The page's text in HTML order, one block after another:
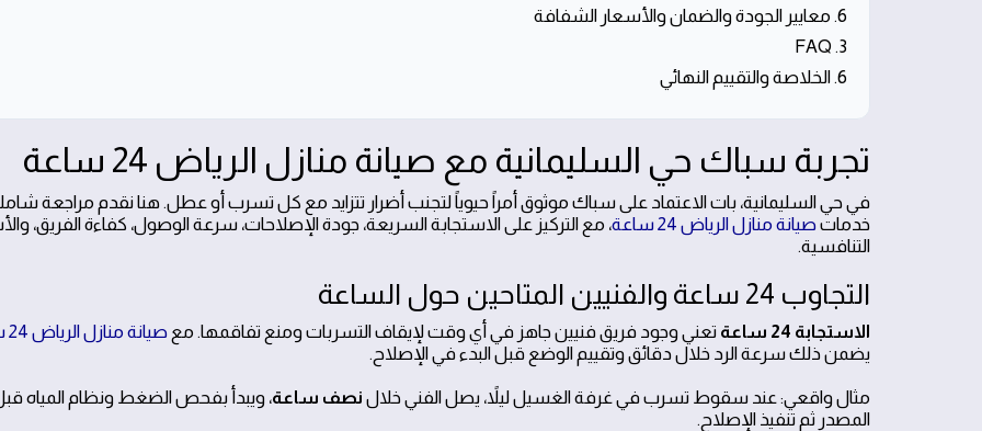
6. معايير الجودة والضمان والأسعار الشفافة
3. FAQ
6. الخلاصة والتقييم النهائي
تجربة سباك حي السليمانية مع صيانة منازل الرياض 24 ساعة
في حي السليمانية، بات الاعتماد على سباك موثوق أمراً حيوياً لتجنب أضرار تتزايد مع كل تسرب أو عطل. هنا نقدم مراجعة
خدماتصيانة منازل الرياض 24 ساعة
، مع التركيز على الاستجابة السريعة، جودة الإصلاحات، سرعة الوصول، كفاءة الفريق،
التنافسية.
التجاوب 24 ساعة والفنيين المتاحين حول الساعة
الاستجابة 24 ساعة تعني وجود فريق فنيين جاهز في أي وقت لإيقاف التسربات ومنع تفاقمها. مع صيانة منازل الرياض 24 ساعة
يضمن ذلك سرعة الرد خلال دقائق وتقييم الوضع قبل البدء في الإصلاح.
مثال واقعي: عند سقوط تسرب في غرفة الغسيل ليلاً، يصل الفني خلال نصف ساعة، ويبدأ بفحص الضغط ونظام المياه
المصدر ثم تنفيذ الإصلاح.